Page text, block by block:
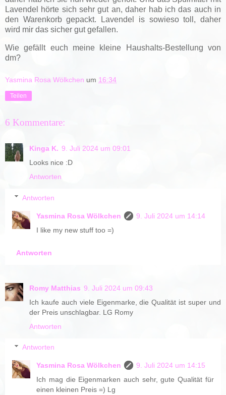
Lavendel hörte sich sehr gut an, daher hab ich das auch in
den Warenkorb gepackt. Lavendel is sowieso toll, daher
wird mir das sicher gut gefallen.
Wie gefällt euch meine kleine Haushalts-Bestellung von
dm?
Yasmina Rosa Wölkchen um 16:34
Teilen
6 Kommentare:
Kinga K. 9. Juli 2024 um 09:01
Looks nice :D
Antworten
Antworten
Yasmina Rosa Wölkchen
9. Juli 2024 um 14:14
I like my new stuff too =)
Antworten
Romy Matthias 9. Juli 2024 um 09:43
Ich kaufe auch viele Eigenmarke, die Qualität ist super und
der Preis unschlagbar. LG Romy
Antworten
Antworten
Yasmina Rosa Wölkchen
9. Juli 2024 um 14:15
Ich mag die Eigenmarken auch sehr, gute Qualität für
einen kleinen Preis =) Lg